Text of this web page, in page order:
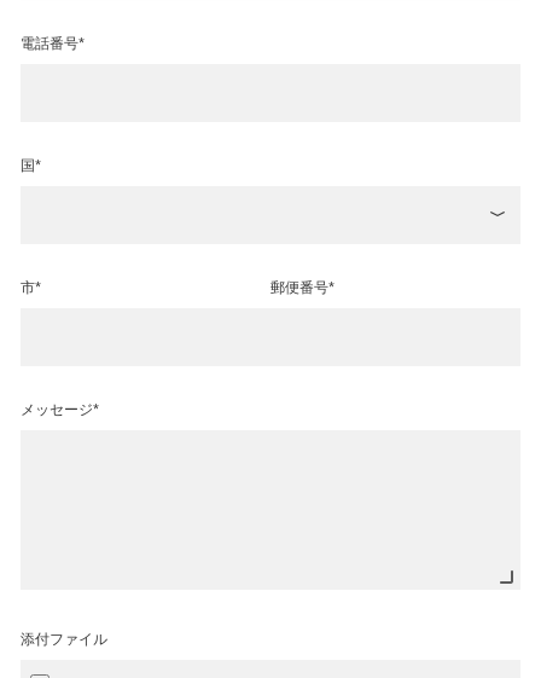
電話番号*
国*
市* 郵便番号*
メッセージ*
添付ファイル